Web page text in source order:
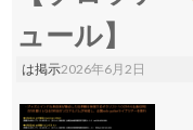
ュール】
は掲示2026年6月2日